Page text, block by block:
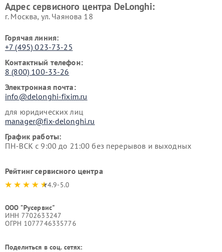
Адрес сервисного центра DeLonghi:
г. Москва, ул. Чаянова 18
Горячая линия:
+7 (495) 023-73-25
Контактный телефон:
8 (800) 100-33-26
Электронная почта:
info@delonghi-fixim.ru
для юридических лиц
manager@fix-delonghi.ru
График работы:
ПН-ВСК с 9:00 до 21:00 без перерывов и выходных
Рейтинг сервисного центра
4.9-5.0
ООО "Русервис"
ИНН 7702633247
ОГРН 1077746335776
Поделиться в соц. сетях: